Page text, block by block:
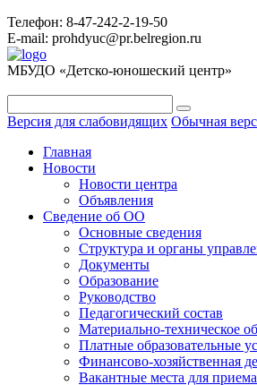
Телефон: 8-47-242-2-19-50
E-mail: prohdyuc@pr.belregion.ru
МБУДО «Детско-юношеский центр»
Версия для слабовидящих Обычная
Главная
Новости
Новости центра
Объявления
Сведение об ОО
Основные сведения
Структура и органы
Документы
Образование
Руководство
Педагогический состав
Материально-техническое
Платные образовательные
Финансово-хозяйственная
Вакантные места для